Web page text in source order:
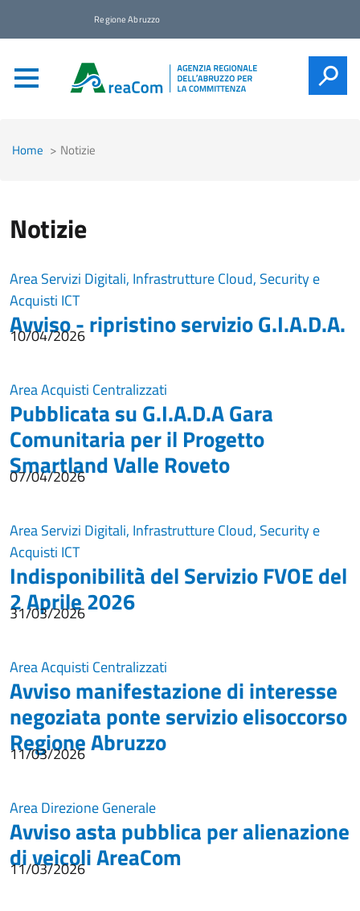
Regione Abruzzo
Home Notizie
Notizie
Area Servizi Digitali, Infrastrutture Cloud, Security e
Acquisti ICT
Avviso - ripristino servizio G.I.A.D.A.
10/04/2026
Area Acquisti Centralizzati
Pubblicata su G.I.A.D.A Gara
Comunitaria per il Progetto
Smartland Valle Roveto
07/04/2026
Area Servizi Digitali, Infrastrutture Cloud, Security e
Acquisti ICT
Indisponibilità del Servizio FVOE del
2 Aprile 2026
31/03/2026
Area Acquisti Centralizzati
Avviso manifestazione di interesse
negoziata ponte servizio elisoccorso
Regione Abruzzo
11/03/2026
Area Direzione Generale
Avviso asta pubblica per alienazione
di veicoli AreaCom
11/03/2026